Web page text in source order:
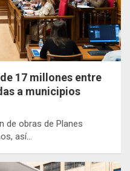
17 millones entre
a municipios
de obras de Planes
así…